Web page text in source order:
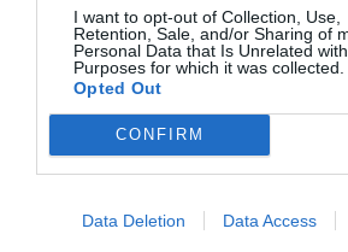
I want to opt-out of Collection, Use,
Retention, Sale, and/or Sharing of
Personal Data that Is Unrelated
Purposes for which it was collected.
Opted Out
CONFIRM
Data Deletion Data Access
Artículos anteriores
DIARIO DE LA
Diario de la corrupción
Oír se manifiesta delante de
por Redacción